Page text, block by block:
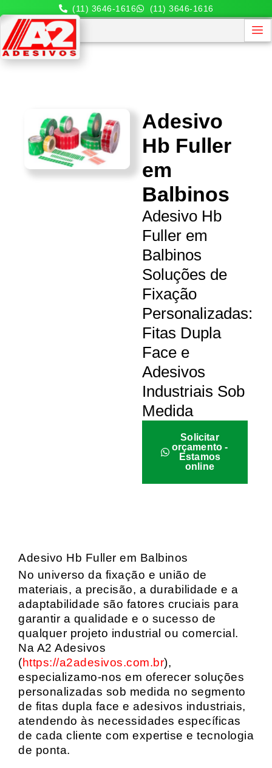
(11) 3646-1616 (11) 3646-1616
Adesivo
Hb Fuller
em
Balbinos
Adesivo Hb
Fuller em
Balbinos
Soluções de
Fixação
Personalizadas:
Fitas Dupla
Face e
Adesivos
Industriais Sob
Medida
Solicitar
orçamento -
Estamos
online
Adesivo Hb Fuller em Balbinos
No universo da fixação e união de
materiais, a precisão, a durabilidade e a
adaptabilidade são fatores cruciais para
garantir a qualidade e o sucesso de
qualquer projeto industrial ou comercial.
Na A2 Adesivos
(https://a2adesivos.com.br),
especializamo-nos em oferecer soluções
personalizadas sob medida no segmento
de fitas dupla face e adesivos industriais,
atendendo às necessidades específicas
de cada cliente com expertise e tecnologia
de ponta.